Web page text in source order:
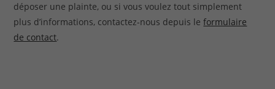
déposer une plainte, ou si vous voulez tout simplement
plus d’informations, contactez-nous depuis leformulaire
de contact.